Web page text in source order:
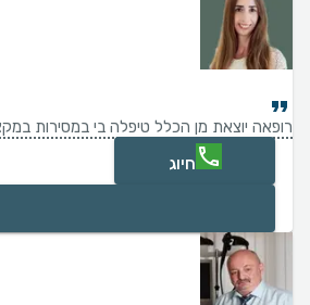
רופאה יוצאת מן הכלל טיפלה בי במסירות
חיוג